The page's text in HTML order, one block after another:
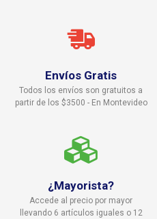
Envíos Gratis
Todos los envíos son gratuitos a
partir de los $3500 - En Montevideo
¿Mayorista?
Accede al precio por mayor
llevando 6 artículos iguales o 12